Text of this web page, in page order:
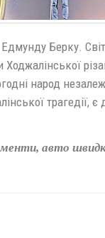
Берку.
Ходжалінської
народ
трагедії, є
авто